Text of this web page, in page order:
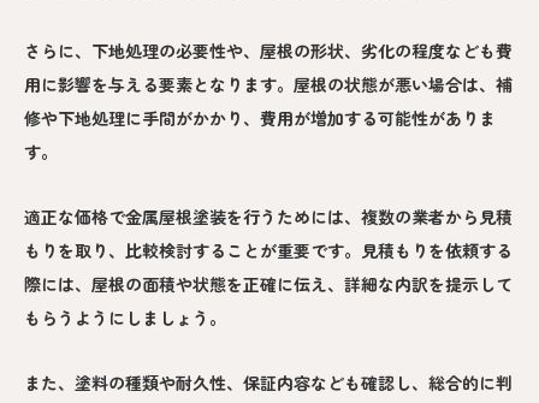
さらに、下地処理の必要性や、屋根の形状、劣化の程度なども費
用に影響を与える要素となります。屋根の状態が悪い場合は、補
修や下地処理に手間がかかり、費用が増加する可能性がありま
す。
適正な価格で金属屋根塗装を行うためには、複数の業者から見積
もりを取り、比較検討することが重要です。見積もりを依頼する
際には、屋根の面積や状態を正確に伝え、詳細な内訳を提示して
もらうようにしましょう。
また、塗料の種類や耐久性、保証内容なども確認し、総合的に判